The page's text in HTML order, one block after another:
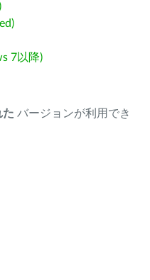
7以降)
た バージョンが利用でき